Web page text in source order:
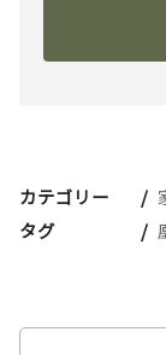
カテゴリー
タグ